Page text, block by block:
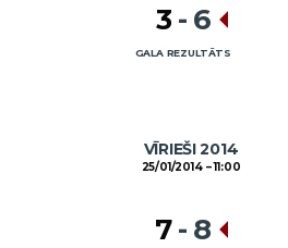
3 - 6
GALA REZULTĀTS
VĪRIEŠI 2014
25/01/2014 11:00
7- 8